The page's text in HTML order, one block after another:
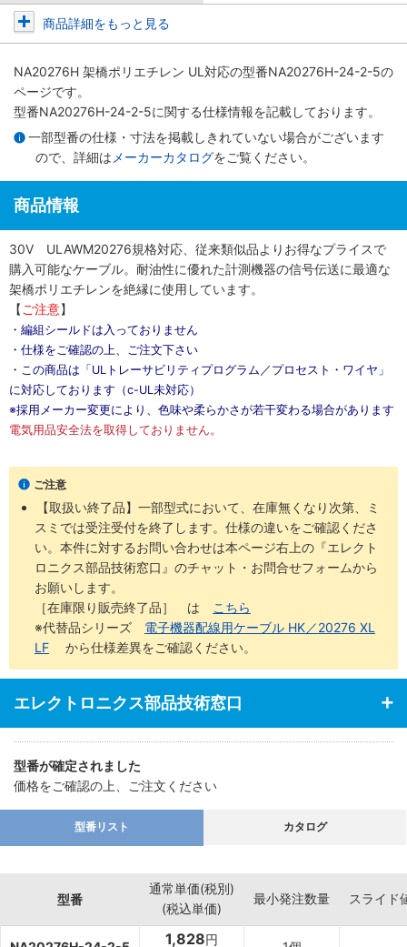
商品詳細をもっと見る
NA20276H 架橋ポリエチレン UL対応の型番NA20276H-24-2-5の
ページです。
型番NA20276H-24-2-5に関する仕様情報を記載しております。
一部型番の仕様・寸法を掲載しきれていない場合がございます
ので、詳細は メーカーカタログをご覧ください。
商品情報
30V ULAWM20276規格対応、従来類似品よりお得なプライスで
購入可能なケーブル。耐油性に優れた計測機器の信号伝送に最適な
架橋ポリエチレンを絶縁に使用しています。
【 ご注意】
・編組シールドは入っておりません
・仕様をご確認の上、ご注文下さい
・この商品は「ULトレーサビリティプログラム／プロセスト・ワイヤ」
に対応しております（c-UL未対応）
※採用メーカー変更により、色味や柔らかさが若干変わる場合があります
電気用品安全法を取得しておりません。
ご注意
【取扱い終了品】一部型式において、在庫無くなり次第、ミ
スミでは受注受付を終了します。仕様の違いをご確認くださ
い。本件に対するお問い合わせは本ページ右上の『エレクト
ロニクス部品技術窓口』のチャット・お問合せフォームから
お願いします。
［在庫限り販売終了品］ は
こちら
※代替品シリーズ 電子機器配線用ケーブル HK／20276 XL
LF から仕様差異をご確認ください。
エレクトロニクス部品技術窓口
型番が確定されました
価格をご確認の上、ご注文ください
型番リスト カタログ
型番
通常単価(税別)
(税込単価)
最小発注数量 スライド
1,828円